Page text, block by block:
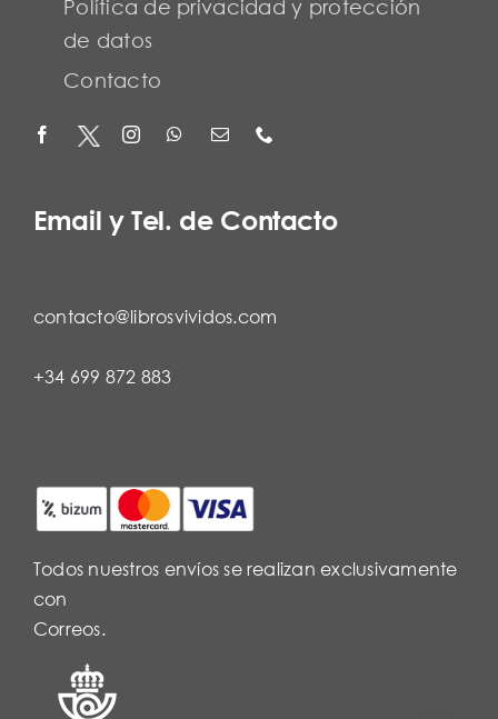
Política de privacidad y protección
de datos
Contacto
Email y Tel. de Contacto
contacto@librosvividos.com
+34 699 872 883
Todos nuestros envíos se realizan exclusivamente
con
Correos.